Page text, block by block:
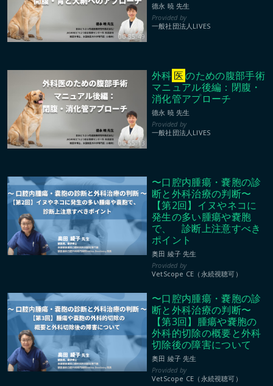
00:35:49
德永 暁 先生
一般社団法人LIVES
00:55:13
外科 医のための腹部手術
マニュアル後編：閉腹・
消化管アプローチ
德永 暁 先生
一般社団法人LIVES
〜口腔内腫瘍・嚢胞の診
断と外科治療の判断〜
【第2回】イヌやネコに
発生の多い腫瘍や嚢胞
で、 診断上注意すべき
ポイント
奥田 綾子 先生
VetScope CE（永続視聴可）
〜口腔内腫瘍・嚢胞の診
断と外科治療の判断〜
【第3回】腫瘍や嚢胞の
外科的切除の概要と外科
切除後の障害について
奥田 綾子 先生
VetScope CE（永続視聴可）